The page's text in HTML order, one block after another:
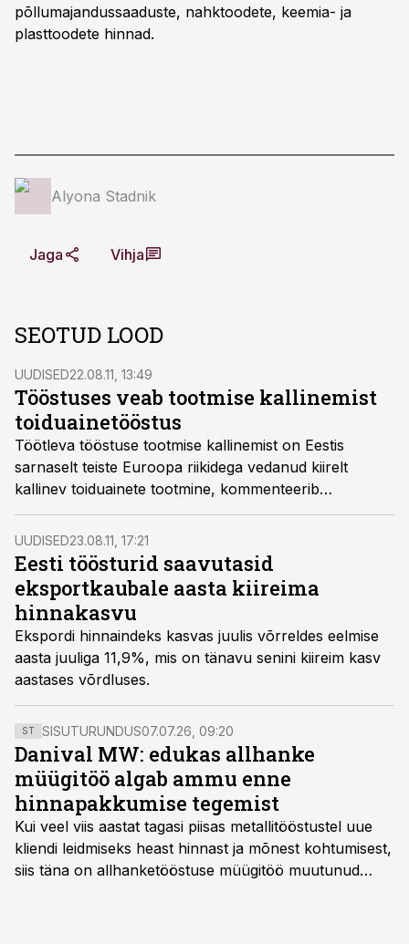
põllumajandussaaduste, nahktoodete, keemia- ja
plasttoodete hinnad.
Alyona Stadnik
Jaga Vihja
SEOTUD LOOD
UUDISED22.08.11, 13:49
Tööstuses veab tootmise kallinemist
toiduainetööstus
Töötleva tööstuse tootmise kallinemist on Eestis
sarnaselt teiste Euroopa riikidega vedanud kiirelt
kallinev toiduainete tootmine, kommenteerib
majandus- ja kommunikatsiooniministeerium täna
avaldatud statistikaameti tootjahinnaindeksi tõusu.
UUDISED23.08.11, 17:21
Eesti töösturid saavutasid
eksportkaubale aasta kiireima
hinnakasvu
Ekspordi hinnaindeks kasvas juulis võrreldes eelmise
aasta juuliga 11,9%, mis on tänavu senini kiireim kasv
aastases võrdluses.
ST SISUTURUNDUS07.07.26, 09:20
Danival MW: edukas allhanke
müügitöö algab ammu enne
hinnapakkumise tegemist
Kui veel viis aastat tagasi piisas metallitööstustel uue
kliendi leidmiseks heast hinnast ja mõnest kohtumisest,
siis täna on allhanketööstuse müügitöö muutunud